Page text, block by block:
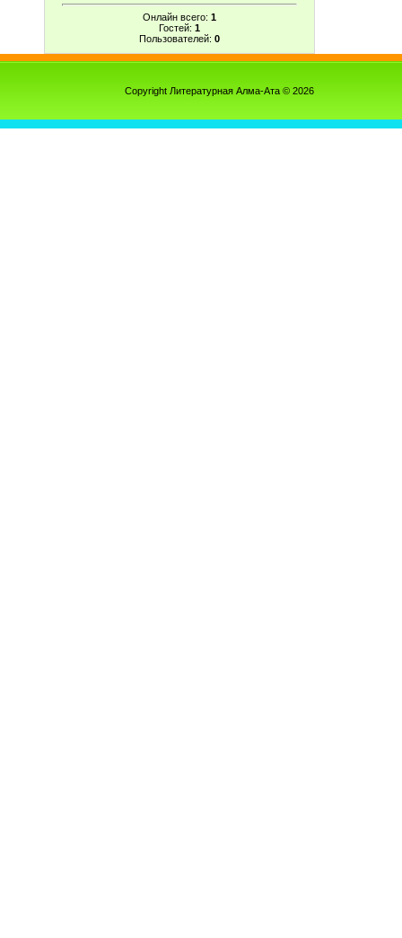
Онлайн всего: 1
Гостей: 1
Пользователей: 0
Copyright Литературная Алма-Ата © 2026